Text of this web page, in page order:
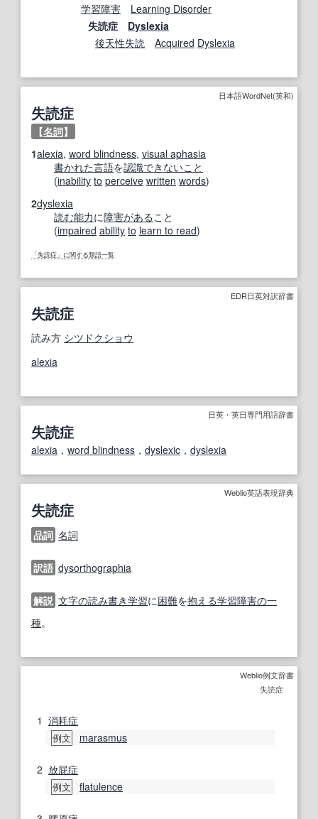
学習障害
Learning Disorder
失読症 Dyslexia
後天性失読 Acquired Dyslexia
日本語WordNet(英和)
失読症
【名詞】
1alexia, word blindness, visual aphasia
書かれた言語を認識できないこと
(inability to perceive written words)
2dyslexia
読む能力に障害がある こと
(impaired ability to learn to read)
「失読症」に関する類語一覧
EDR日英対訳辞書
失読症
読み方 シツドクショウ
alexia
日英・英日専門用語辞書
失読症
alexia ， word blindness ， dyslexic ， dyslexia
Weblio英語表現辞典
失読症
品詞 名詞
訳語 dysorthographia
解説 文字の読み書き学習に困難を抱える学習障害の一
種。
Weblio例文辞書
失読症
1 消耗症
例文 marasmus
2 放屁症
例文 flatulence